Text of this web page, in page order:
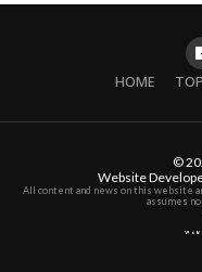
HOME
©
Website
All content and news on this website
assumes